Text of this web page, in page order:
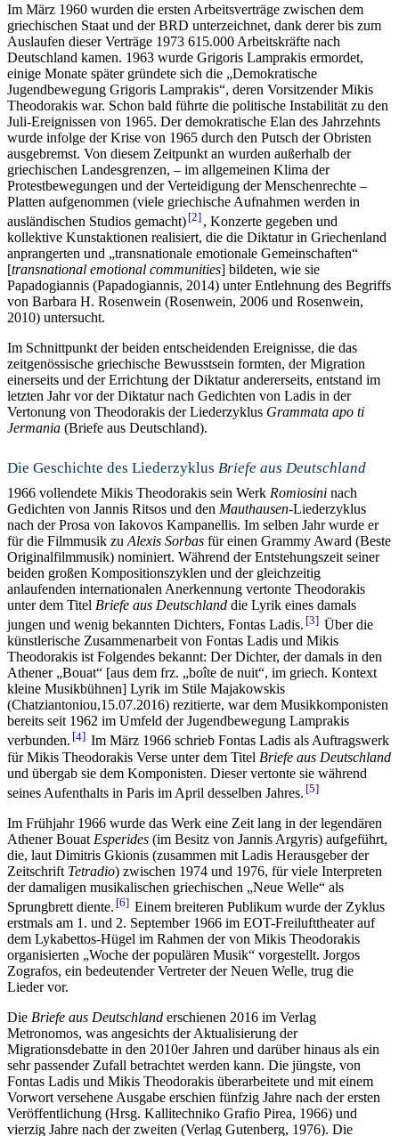
Im März 1960 wurden die ersten Arbeitsverträge zwischen dem
griechischen Staat und der BRD unterzeichnet, dank derer bis zum
Auslaufen dieser Verträge 1973 615.000 Arbeitskräfte nach
Deutschland kamen. 1963 wurde Grigoris Lamprakis ermordet,
einige Monate später gründete sich die „Demokratische
Jugendbewegung Grigoris Lamprakis“, deren Vorsitzender Mikis
Theodorakis war. Schon bald führte die politische Instabilität zu den
Juli-Ereignissen von 1965. Der demokratische Elan des Jahrzehnts
wurde infolge der Krise von 1965 durch den Putsch der Obristen
ausgebremst. Von diesem Zeitpunkt an wurden außerhalb der
griechischen Landesgrenzen, – im allgemeinen Klima der
Protestbewegungen und der Verteidigung der Menschenrechte –
Platten aufgenommen (viele griechische Aufnahmen werden in
ausländischen Studios gemacht) 2 , Konzerte gegeben und
kollektive Kunstaktionen realisiert, die die Diktatur in Griechenland
anprangerten und „transnationale emotionale Gemeinschaften“
[transnational emotional communities] bildeten, wie sie
Papadogiannis (Papadogiannis, 2014) unter Entlehnung des Begriffs
von Barbara H. Rosenwein (Rosenwein, 2006 und Rosenwein,
2010) untersucht.
Im Schnittpunkt der beiden entscheidenden Ereignisse, die das
zeitgenössische griechische Bewusstsein formten, der Migration
einerseits und der Errichtung der Diktatur andererseits, entstand im
letzten Jahr vor der Diktatur nach Gedichten von Ladis in der
Vertonung von Theodorakis der Liederzyklus Grammata apo ti
Jermania (Briefe aus Deutschland).
Die Geschichte des Liederzyklus Briefe aus Deutschland
1966 vollendete Mikis Theodorakis sein Werk Romiosini nach
Gedichten von Jannis Ritsos und den Mauthausen-Liederzyklus
nach der Prosa von Iakovos Kampanellis. Im selben Jahr wurde er
für die Filmmusik zu Alexis Sorbas für einen Grammy Award (Beste
Originalfilmmusik) nominiert. Während der Entstehungszeit seiner
beiden großen Kompositionszyklen und der gleichzeitig
anlaufenden internationalen Anerkennung vertonte Theodorakis
unter dem Titel Briefe aus Deutschland die Lyrik eines damals
jungen und wenig bekannten Dichters, Fontas Ladis. 3
Über die
künstlerische Zusammenarbeit von Fontas Ladis und Mikis
Theodorakis ist Folgendes bekannt: Der Dichter, der damals in den
Athener „Bouat“ [aus dem frz. „boîte de nuit“, im griech. Kontext
kleine Musikbühnen] Lyrik im Stile Majakowskis
(Chatziantoniou,15.07.2016) rezitierte, war dem Musikkomponisten
bereits seit 1962 im Umfeld der Jugendbewegung Lamprakis
verbunden. 4
Im März 1966 schrieb Fontas Ladis als Auftragswerk
für Mikis Theodorakis Verse unter dem Titel Briefe aus Deutschland
und übergab sie dem Komponisten. Dieser vertonte sie während
seines Aufenthalts in Paris im April desselben Jahres. 5
Im Frühjahr 1966 wurde das Werk eine Zeit lang in der legendären
Athener Bouat Esperides (im Besitz von Jannis Argyris) aufgeführt,
die, laut Dimitris Gkionis (zusammen mit Ladis Herausgeber der
Zeitschrift Tetradio) zwischen 1974 und 1976, für viele Interpreten
der damaligen musikalischen griechischen „Neue Welle“ als
Sprungbrett diente. 6
Einem breiteren Publikum wurde der Zyklus
erstmals am 1. und 2. September 1966 im EOT-Freilufttheater auf
dem Lykabettos-Hügel im Rahmen der von Mikis Theodorakis
organisierten „Woche der populären Musik“ vorgestellt. Jorgos
Zografos, ein bedeutender Vertreter der Neuen Welle, trug die
Lieder vor.
Die Briefe aus Deutschland erschienen 2016 im Verlag
Metronomos, was angesichts der Aktualisierung der
Migrationsdebatte in den 2010er Jahren und darüber hinaus als ein
sehr passender Zufall betrachtet werden kann. Die jüngste, von
Fontas Ladis und Mikis Theodorakis überarbeitete und mit einem
Vorwort versehene Ausgabe erschien fünfzig Jahre nach der ersten
Veröffentlichung (Hrsg. Kallitechniko Grafio Pirea, 1966) und
vierzig Jahre nach der zweiten (Verlag Gutenberg, 1976). Die